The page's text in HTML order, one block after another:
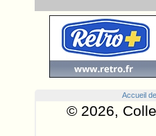
Accueil
© 2026,